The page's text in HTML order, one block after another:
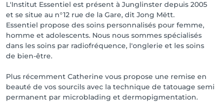
stimuler et d'améliorer la capacité régénérative de
nos cellules. La peau étant naturellement constituée
pour protéger, régénérer et hydrater notre corps, il
faut l'encourager à le faire continuellement. Les soins
invasifs, les produits agressifs et mal adaptés
perturbent cet équilibre biologique très fragile et
peau malsaine: boutons, acné, rougeurs,
déshydratation, vieillissement précoce, sensibilité,
peau grasse, pores dilatés...Tous ces problèmes que
L'Institut Essentiel est présent à Junglinster depuis 2005
et se situe au n°12 rue de la Gare, dit Jong Mëtt.
Essentiel propose des soins personnalisés pour femme,
homme et adolescents. Nous nous sommes spécialisés
dans les soins par radiofréquence, l'onglerie et les soins
de bien-être.
Plus récemment Catherine vous propose une remise en
beauté de vos sourcils avec la technique de tatouage semi
permanent par microblading et dermopigmentation.